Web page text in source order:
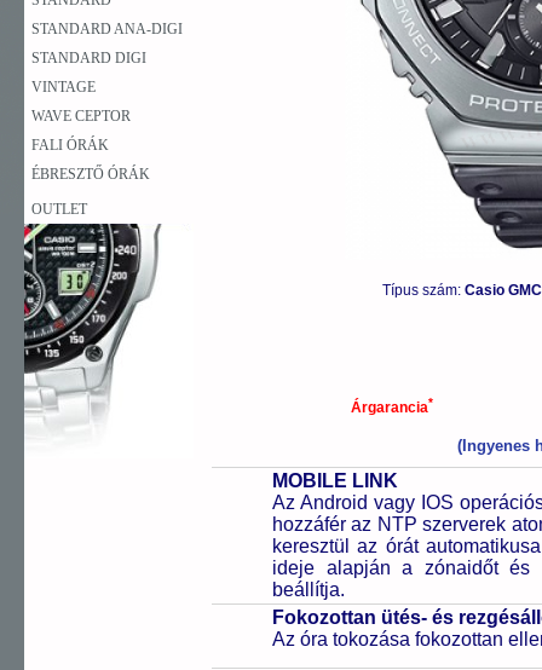
STANDARD ANA-DIGI
STANDARD DIGI
VINTAGE
WAVE CEPTOR
FALI ÓRÁK
ÉBRESZTŐ ÓRÁK
OUTLET
Típus szám: Casio
Árgarancia*
(Ingyenes
MOBILE LINK
Az Android vagy IOS
hozzáfér az NTP szerverek
keresztül az órát
ideje alapján a zónaidőt és
beállítja.
Fokozottan ütés- és
Az óra tokozása fokozottan